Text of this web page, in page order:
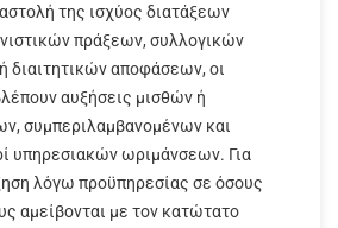
της ισχύος διατάξεων
πράξεων, συλλογικών
διαιτητικών αποφάσεων, οι
αυξήσεις μισθών ή
συμπεριλαμβανομένων και
υπηρεσιακών ωριμάνσεων. Για
λόγω προϋπηρεσίας σε όσους
αμείβονται με τον κατώτατο